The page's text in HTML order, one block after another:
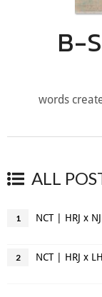
B-
words
ALL
1 NCT | HRJ x
2 NCT | HRJ x